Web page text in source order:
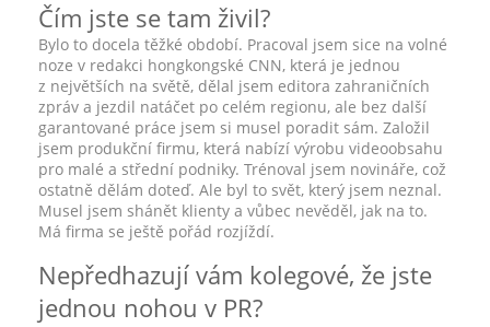
Čím jste se tam živil?
Bylo to docela těžké období. Pracoval jsem sice na volné
noze v redakci hongkongské CNN, která je jednou
z největších na světě, dělal jsem editora zahraničních
zpráv a jezdil natáčet po celém regionu, ale bez další
garantované práce jsem si musel poradit sám. Založil
jsem produkční firmu, která nabízí výrobu videoobsahu
pro malé a střední podniky. Trénoval jsem novináře, což
ostatně dělám doteď. Ale byl to svět, který jsem neznal.
Musel jsem shánět klienty a vůbec nevěděl, jak na to.
Má firma se ještě pořád rozjíždí.
Nepředhazují vám kolegové, že jste
jednou nohou v PR?